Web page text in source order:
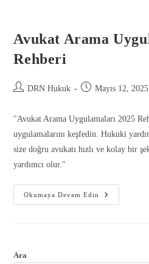
Avukat Arama
Rehberi
DRN Hukuk Mayıs 12, 2025
"Avukat Arama Uygulamaları 2025
uygulamalarını keşfedin. Hukuki
size doğru avukatı hızlı ve kolay bir
yardımcı olur."
Okumaya Devam Edin
Ara